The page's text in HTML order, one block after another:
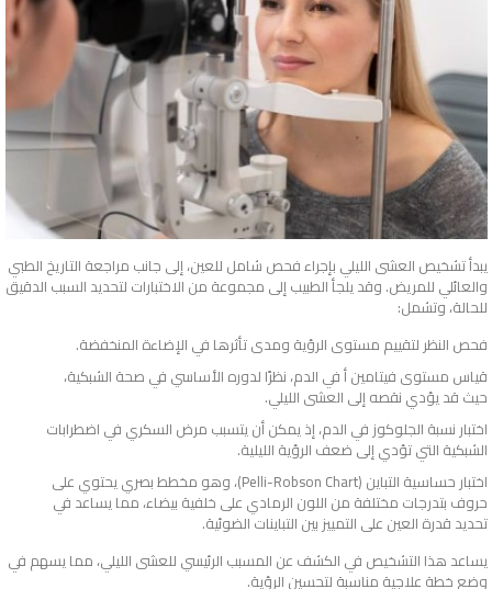
يبدأ تشخيص العشى الليلي بإجراء فحص شامل للعين، إلى جانب مراجعة التاريخ الطبي
والعائلي للمريض. وقد يلجأ الطبيب إلى مجموعة من الاختبارات لتحديد السبب الدقيق
للحالة، وتشمل:
فحص النظر لتقييم مستوى الرؤية ومدى تأثرها في الإضاءة المنخفضة.
قياس مستوى فيتامين أ في الدم، نظرًا لدوره الأساسي في صحة الشبكية،
حيث قد يؤدي نقصه إلى العشى الليلي.
اختبار نسبة الجلوكوز في الدم، إذ يمكن أن يتسبب مرض السكري في اضطرابات
الشبكية التي تؤدي إلى ضعف الرؤية الليلية.
اختبار حساسية التباين (Pelli-Robson Chart)، وهو مخطط بصري يحتوي على
حروف بتدرجات مختلفة من اللون الرمادي على خلفية بيضاء، مما يساعد في
تحديد قدرة العين على التمييز بين التباينات الضوئية.
يساعد هذا التشخيص في الكشف عن المسبب الرئيسي للعشى الليلي، مما يسهم في
وضع خطة علاجية مناسبة لتحسين الرؤية.